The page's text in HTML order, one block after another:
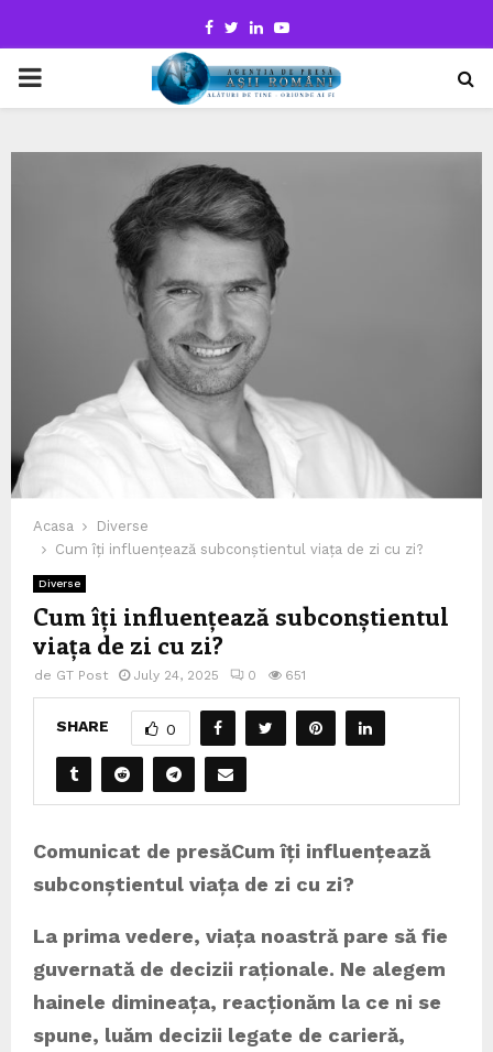
Facebook
TwitterLinkedinYoutube
PRIMARY
Acasa
Diverse
Cum îți influențează subconștientul viața de zi cu zi?
Diverse
Cum îți influențează subconștientul
viața de zi cu zi?
de GT Post July 24, 2025 0 651
SHARE 0
Comunicat de presăCum îți influențează
subconștientul viața de zi cu zi?
La prima vedere, viața noastră pare să fie
guvernată de decizii raționale. Ne alegem
hainele dimineața, reacționăm la ce ni se
spune, luăm decizii legate de carieră,